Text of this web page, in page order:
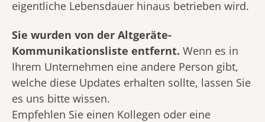
eigentliche Lebensdauer hinaus betrieben wird.
Sie wurden von der Altgeräte-
Kommunikationsliste entfernt. Wenn es in
Ihrem Unternehmen eine andere Person gibt,
welche diese Updates erhalten sollte, lassen Sie
es uns bitte wissen.
Empfehlen Sie einen Kollegen oder eine